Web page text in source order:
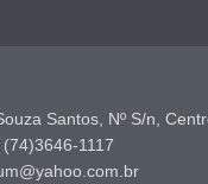
Santos, Nº S/n,
1117